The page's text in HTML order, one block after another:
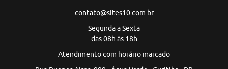
contato@sites10.com.br
Segunda a Sexta
das 08h às 18h
Atendimento com horário marcado